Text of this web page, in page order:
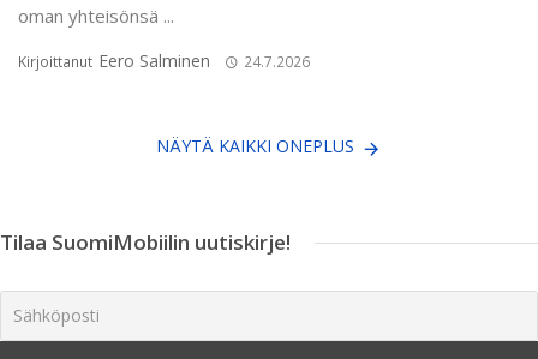
oman yhteisönsä ...
Kirjoittanut Eero Salminen 24.7.2026
NÄYTÄ KAIKKI ONEPLUS
Tilaa SuomiMobiilin uutiskirje!